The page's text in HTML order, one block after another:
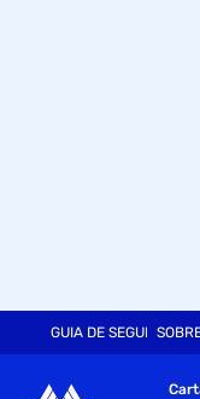
GUIA DE SEGURANÇA